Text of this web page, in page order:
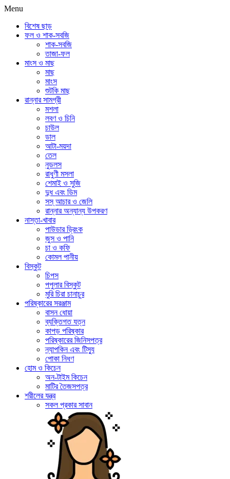
Menu
বিশেষ ছাড়
ফল ও শাক-সবজি
শাক-সবজি
তাজা-ফল
মাংস ও মাছ
মাছ
মাংস
শুটকি মাছ
রান্নার সামগ্রী
মশলা
লবণ ও চিনি
চাউল
ডাল
আটা-ময়দা
তেল
নুডলস
রাধুণী মসলা
শেমাই ও সুজি
দুধ এবং ডিম
সস্ আচার ও জেলি
রান্নার অন্যান্য উপকরণ
নাস্তা-খাবার
পাউডার ড্রিংক
জুস ও পানি
চা ও কফি
কোমল পানীয়
বিস্কুট
চিপস
পপুলার বিস্কুট
মুরি চিরা চানাচুর
পরিষ্কারের সরঞ্জাম
বাসন ধোয়া
ব্যক্তিগত যত্ন
কাপড় পরিষ্কার
পরিষ্কারের জিনিসপত্র
ন্যাপকিন এবং টিস্যু
পোকা নিধণ
হোম ও কিচেন
অন-টাইম কিচেন
মাটির তৈজসপত্র
শরীলের যন্ত্র
সকল প্রকার সাবান